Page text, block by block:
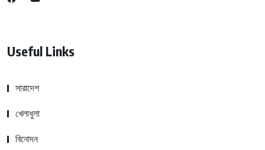
Useful Links
সারাদেশ
খেলাধুলা
বিনোদন